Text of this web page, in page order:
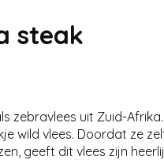
steak
zebravlees uit Zuid-
wild vlees. Doordat ze
geeft dit vlees zijn